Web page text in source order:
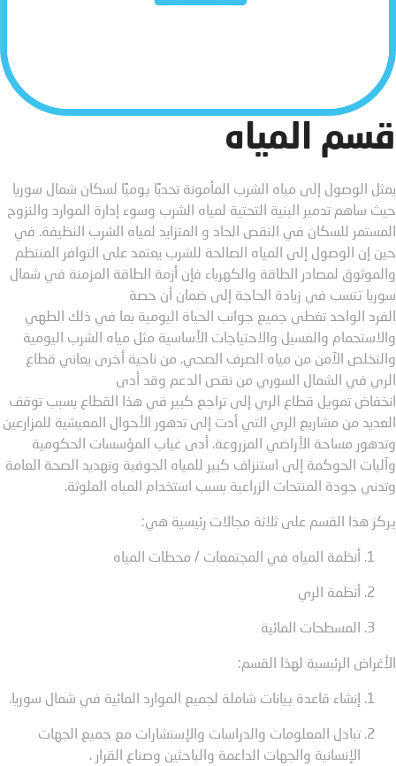
المياه
الوصول إلى مياه الشرب المأمونة تحديًا يوميًا لسكان شمال سوريا
ساهم تدمير البنية التحتية لمياه الشرب وسوء إدارة الموارد والنزوح
للسكان في النقص الحاد و المتزايد لمياه الشرب النظيفة. في
إن الوصول إلى المياه الصالحة للشرب يعتمد على التوافر المنتظم
لمصادر الطاقة والكهرباء فإن أزمة الطاقة المزمنة في شمال
تتسب في زيادة الحاجة إلى ضمان أن حصة
الواحد تغطي جميع جوانب الحياة اليومية بما في ذلك الطهي
والغسيل والاحتياجات الأساسية مثل مياه الشرب اليومية
الآمن من مياه الصرف الصحي. من ناحية أخرى يعاني قطاع
في الشمال السوري من نقص الدعم وقد أدى
تمويل قطاع الري إلى تراجع كبير في هذا القطاع بسبب توقف
من مشاريع الري التي أدت إلى تدهور الأحوال المعيشية للمزارعين
مساحة الأراضي المزروعة. أدى غياب المؤسسات الحكومية
الحوكمة إلى استنزاف كبير للمياه الجوفية وتهديد الصحة العامة
جودة المنتجات الزراعية بسبب استخدام المياه الملوثة.
هذا القسم على ثلاثة مجالات رئيسية هي:
أنظمة المياه في المجتمعات / محطات المياه
أنظمة الري
المسطحات المائية
الرئيسية لهذا القسم:
إنشاء قاعدة بيانات شاملة لجميع الموارد المائية في شمال سوريا.
تبادل المعلومات والدراسات والإستشارات مع جميع الجهات
الإنسانية والجهات الداعمة والباحثين وصناع القرار .